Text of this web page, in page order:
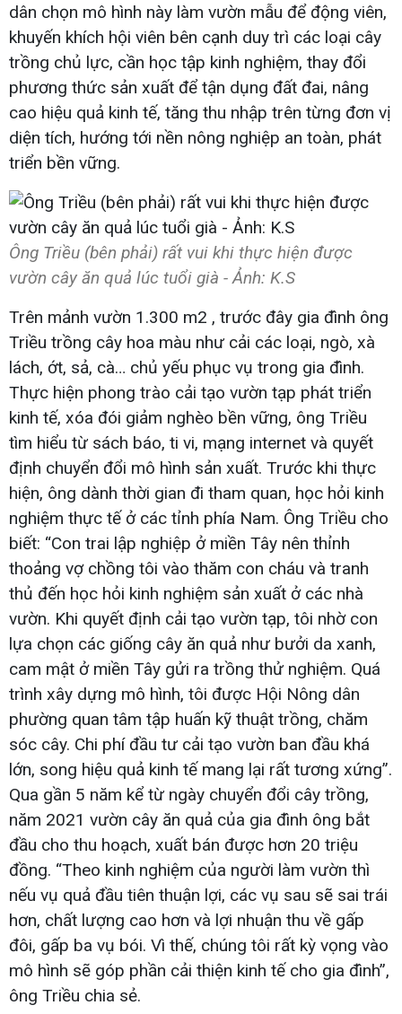
dân chọn mô hình này làm vườn mẫu để động viên,
khuyến khích hội viên bên cạnh duy trì các loại cây
trồng chủ lực, cần học tập kinh nghiệm, thay đổi
phương thức sản xuất để tận dụng đất đai, nâng
cao hiệu quả kinh tế, tăng thu nhập trên từng đơn vị
diện tích, hướng tới nền nông nghiệp an toàn, phát
triển bền vững.
Ông Triều (bên phải) rất vui khi thực hiện được
vườn cây ăn quả lúc tuổi già - Ảnh: K.S
Trên mảnh vườn 1.300 m2 , trước đây gia đình ông
Triều trồng cây hoa màu như cải các loại, ngò, xà
lách, ớt, sả, cà… chủ yếu phục vụ trong gia đình.
Thực hiện phong trào cải tạo vườn tạp phát triển
kinh tế, xóa đói giảm nghèo bền vững, ông Triều
tìm hiểu từ sách báo, ti vi, mạng internet và quyết
định chuyển đổi mô hình sản xuất. Trước khi thực
hiện, ông dành thời gian đi tham quan, học hỏi kinh
nghiệm thực tế ở các tỉnh phía Nam. Ông Triều cho
biết: “Con trai lập nghiệp ở miền Tây nên thỉnh
thoảng vợ chồng tôi vào thăm con cháu và tranh
thủ đến học hỏi kinh nghiệm sản xuất ở các nhà
vườn. Khi quyết định cải tạo vườn tạp, tôi nhờ con
lựa chọn các giống cây ăn quả như bưởi da xanh,
cam mật ở miền Tây gửi ra trồng thử nghiệm. Quá
trình xây dựng mô hình, tôi được Hội Nông dân
phường quan tâm tập huấn kỹ thuật trồng, chăm
sóc cây. Chi phí đầu tư cải tạo vườn ban đầu khá
lớn, song hiệu quả kinh tế mang lại rất tương xứng”.
Qua gần 5 năm kể từ ngày chuyển đổi cây trồng,
năm 2021 vườn cây ăn quả của gia đình ông bắt
đầu cho thu hoạch, xuất bán được hơn 20 triệu
đồng. “Theo kinh nghiệm của người làm vườn thì
nếu vụ quả đầu tiên thuận lợi, các vụ sau sẽ sai trái
hơn, chất lượng cao hơn và lợi nhuận thu về gấp
đôi, gấp ba vụ bói. Vì thế, chúng tôi rất kỳ vọng vào
mô hình sẽ góp phần cải thiện kinh tế cho gia đình”,
ông Triều chia sẻ.